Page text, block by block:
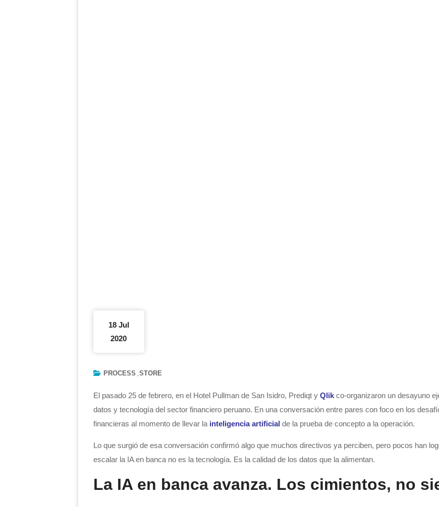
18 Jul
2020
PROCESS STORE
El pasado 25 de febrero, en el Hotel Pullman de San Isidro, Prediqt y Qlikco-organizaron un desayuno
datos y tecnología del sector financiero peruano. En una conversación entre pares con foco en los
financieras al momento de llevar la inteligencia artificial de la prueba de concepto a la operación.
Lo que surgió de esa conversación confirmó algo que muchos directivos ya perciben, pero pocos han
escalar la IA en banca no es la tecnología. Es la calidad de los datos que la alimentan.
La IA en banca avanza. Los cimientos, no